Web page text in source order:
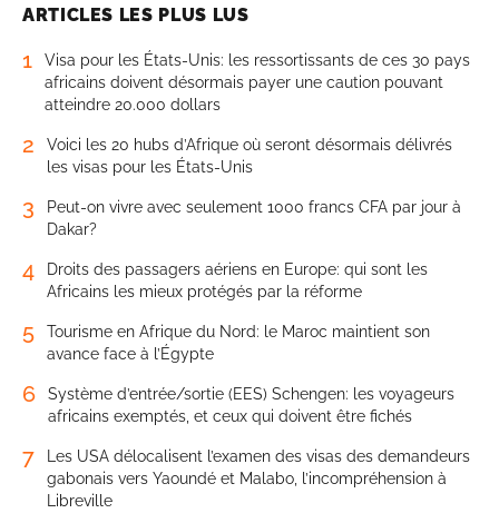
ARTICLES LES PLUS LUS
1
Visa pour les États-Unis: les ressortissants de ces 30 pays
africains doivent désormais payer une caution pouvant
atteindre 20.000 dollars
2
Voici les 20 hubs d’Afrique où seront désormais délivrés
les visas pour les États-Unis
3
Peut-on vivre avec seulement 1000 francs CFA par jour à
Dakar?
4
Droits des passagers aériens en Europe: qui sont les
Africains les mieux protégés par la réforme
5
Tourisme en Afrique du Nord: le Maroc maintient son
avance face à l’Égypte
6
Système d’entrée/sortie (EES) Schengen: les voyageurs
africains exemptés, et ceux qui doivent être fichés
7
Les USA délocalisent l’examen des visas des demandeurs
gabonais vers Yaoundé et Malabo, l’incompréhension à
Libreville